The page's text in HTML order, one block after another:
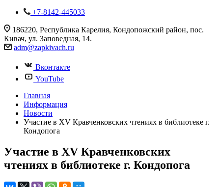
+7-8142-445033
186220, Республика Карелия, Кондопожский район, пос.
Кивач, ул. Заповедная, 14.
adm@zapkivach.ru
Вконтакте
YouTube
Главная
Информация
Новости
Участие в XV Кравченковских чтениях в библиотеке г.
Кондопога
Участие в XV Кравченковских
чтениях в библиотеке г. Кондопога